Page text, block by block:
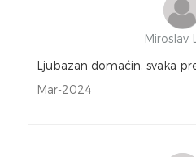
Miroslav
Ljubazan domaćin, svaka
Mar-2024